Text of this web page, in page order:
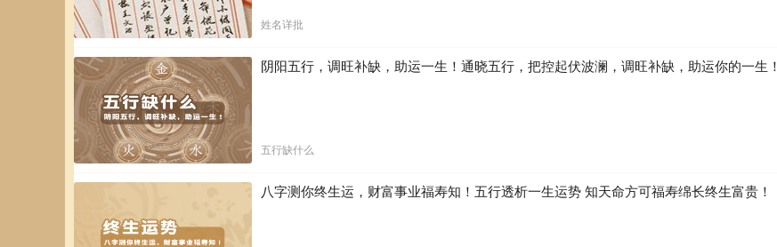
姓名详批
阴阳五行，调旺补缺，助运一生！通晓五行，把控起伏波澜，调旺补缺，助运你的一生！
五行缺什么
八字测你终生运，财富事业福寿知！五行透析一生运势 知天命方可福寿绵长终生富贵！